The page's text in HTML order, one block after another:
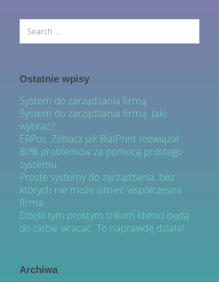
Ostatnie wpisy
System do zarządzania firmą.
System do zarządzania firmą. Jaki
wybrać?
ERPos. Zobacz jak BialPrint rozwiązał
80% problemów za pomocą prostego
systemu.
Proste systemy do zarządzania, bez
których nie może istnieć współczesna
firma.
Dzięki tym prostym trikom klienci będą
do ciebie wracać. To naprawdę działa!
Archiwa